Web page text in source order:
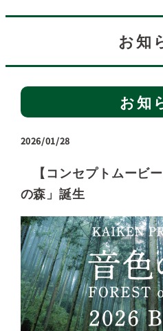
お知
お知
2026/01/28
【コンセプトムービ
の森」誕生